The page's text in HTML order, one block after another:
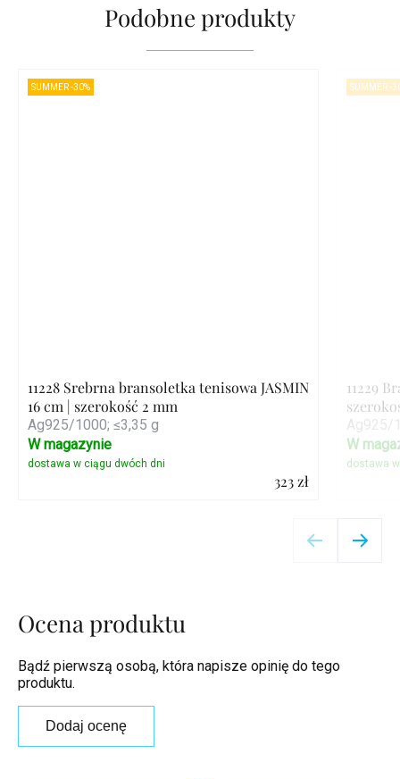
Podobne produkty
SUMMER -30%
11228 Srebrna bransoletka tenisowa JASMIN
16 cm | szerokość 2 mm
Ag925/1000; ≤3,35 g
323 zł
W magazynie
SUMMER -
11229
W
Ocena produktu
Bądź pierwszą osobą, która napisze opinię do tego
produktu.
Dodaj ocenę